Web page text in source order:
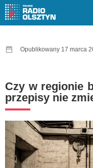
Opublikowany 17 marca
Czy w regionie
przepisy nie